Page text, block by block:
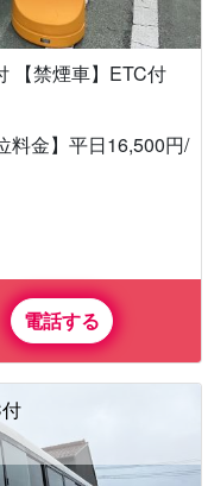
【禁煙車】ETC付
料金】平日16,500円/
電話する